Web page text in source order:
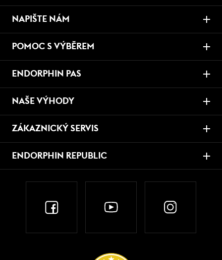
NAPIŠTE NÁM
POMOC S VÝBĚREM
ENDORPHIN PAS
NAŠE VÝHODY
ZÁKAZNICKÝ SERVIS
ENDORPHIN REPUBLIC